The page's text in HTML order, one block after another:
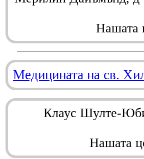
Нашата
Медицината на св.
Клаус Шулте-
Нашата